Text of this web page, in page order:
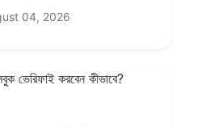
04, 2026